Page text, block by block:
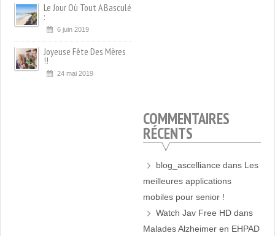
Le Jour Où Tout A Basculé
:
6 juin 2019
Joyeuse Fête Des Mères
!!
24 mai 2019
COMMENTAIRES
RÉCENTS
blog_ascelliance dans Les
meilleures applications
mobiles pour senior !
Watch Jav Free HDdans
Malades Alzheimer en EHPAD